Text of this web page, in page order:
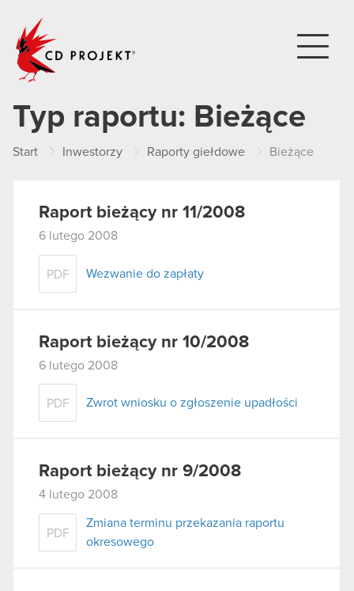
Typ raportu: Bieżące
Start Inwestorzy Raporty giełdowe Bieżące
Raport bieżący nr 11/2008
6 lutego 2008
PDF Wezwanie do zapłaty
Raport bieżący nr 10/2008
6 lutego 2008
PDF Zwrot wniosku o zgłoszenie upadłości
Raport bieżący nr 9/2008
4 lutego 2008
PDF
Zmiana terminu przekazania raportu
okresowego